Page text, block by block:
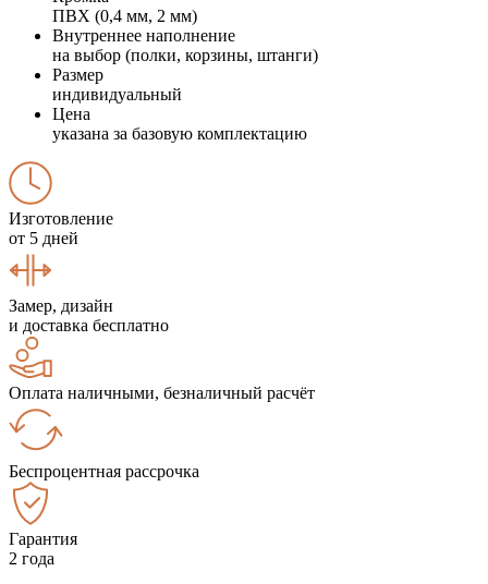
ПВХ (0,4 мм, 2 мм)
Внутреннее наполнение
на выбор (полки, корзины, штанги)
Размер
индивидуальный
Цена
указана за базовую комплектацию
Изготовление
от 5 дней
Замер, дизайн
и доставка бесплатно
Оплата наличными, безналичный расчёт
Беспроцентная рассрочка
Гарантия
2 года